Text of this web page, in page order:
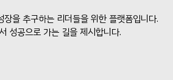
을 추구하는 리더들을 위한 플랫폼입니다.
성공으로 가는 길을 제시합니다.